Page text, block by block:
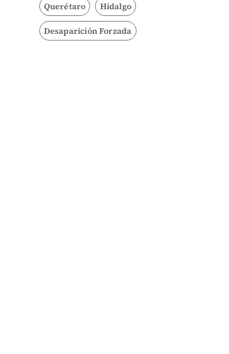
Querétaro Hidalgo
Desaparición Forzada